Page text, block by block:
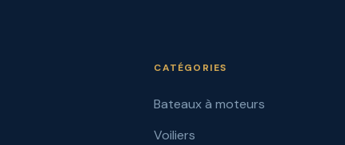
CATÉGORIES
Bateaux à moteurs
Voiliers